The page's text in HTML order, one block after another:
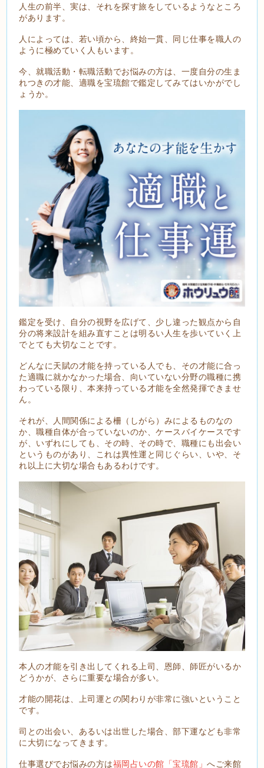
人生の前半、実は、それを探す旅をしているようなところ
があります。
人によっては、若い頃から、終始一貫、同じ仕事を職人の
ように極めていく人もいます。
今、就職活動・転職活動でお悩みの方は、一度自分の生ま
れつきの才能、適職を宝琉館で鑑定してみてはいかがでし
ょうか。
鑑定を受け、自分の視野を広げて、少し違った観点から自
分の将来設計を組み直すことは明るい人生を歩いていく上
でとても大切なことです。
どんなに天賦の才能を持っている人でも、その才能に合っ
た適職に就かなかった場合、向いていない分野の職種に携
わっている限り、本来持っている才能を全然発揮できませ
ん。
それが、人間関係による柵（しがら）みによるものなの
か、職種自体が合っていないのか、ケースバイケースです
が、いずれにしても、その時、その時で、職種にも出会い
というものがあり、これは異性運と同じぐらい、いや、そ
れ以上に大切な場合もあるわけです。
本人の才能を引き出してくれる上司、恩師、師匠がいるか
どうかが、さらに重要な場合が多い。
才能の開花は、上司運との関わりが非常に強いということ
です。
司との出会い、あるいは出世した場合、部下運なども非常
に大切になってきます。
仕事選びでお悩みの方は福岡占いの館「宝琉館」へご来館